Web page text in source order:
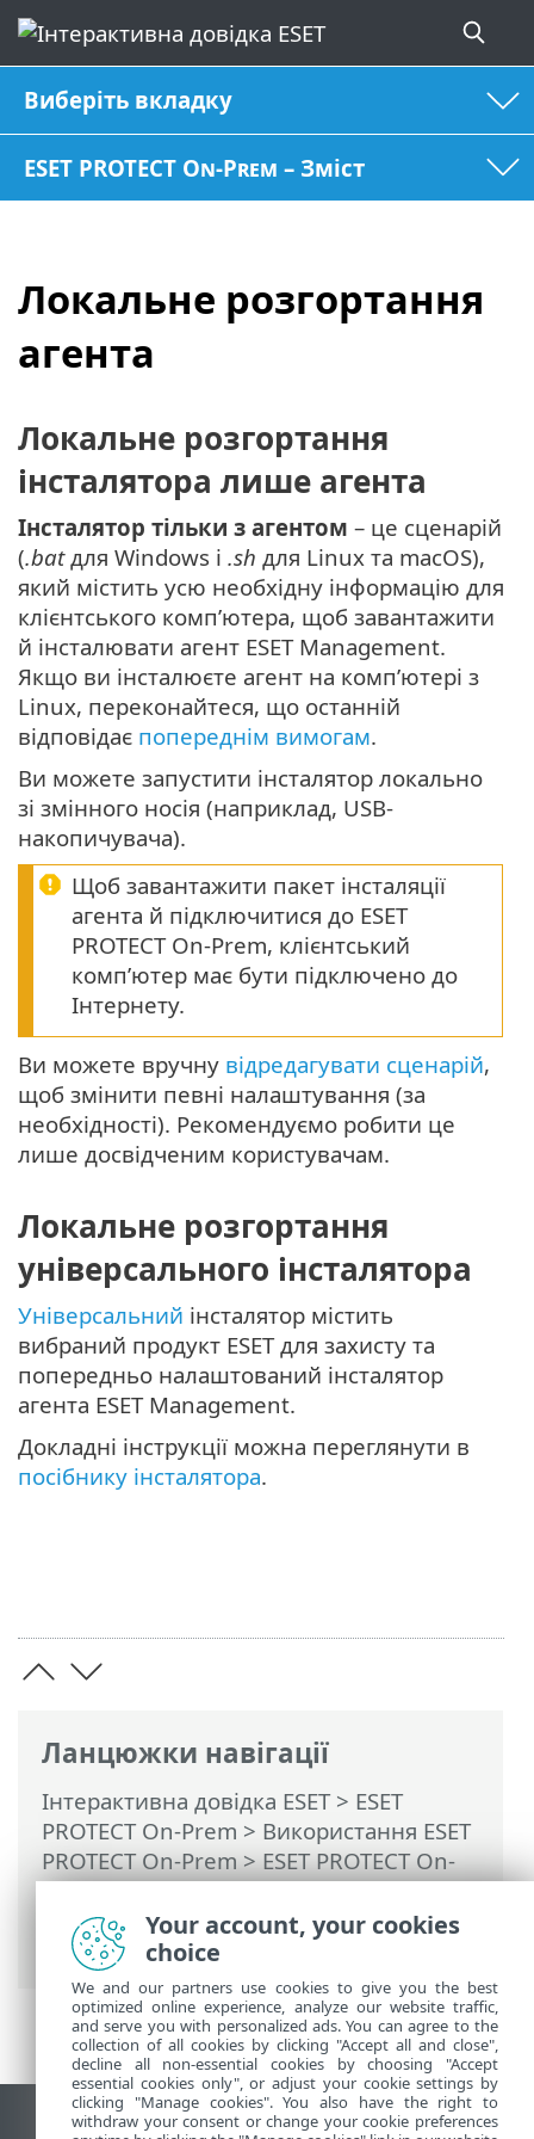
Виберіть вкладку
ESET PROTECT On-Prem – Зміст
Локальне розгортання
агента
Ланцюжки навігації
Інтерактивна довідка ESET> ESET
PROTECT On-Prem > Використання ESET
PROTECT On-Prem>ESET PROTECT On-
Prem для постачальників керованих
послуг> Процес розгортання для MSP>
Локальне розгортання агента
Локальне розгортання
інсталятора лише агента
Інсталятор тільки з агентом – це сценарій
(.batдля Windows і .sh для Linux та macOS),
який містить усю необхідну інформацію для
клієнтського комп’ютера, щоб завантажити
й інсталювати агент ESET Management.
Якщо ви інсталюєте агент на комп’ютері з
Linux, переконайтеся, що останній
відповідає попереднім вимогам.
Ви можете запустити інсталятор локально
зі змінного носія (наприклад, USB-
накопичувача).
Щоб завантажити пакет інсталяції
агента й підключитися до ESET
PROTECT On-Prem, клієнтський
комп’ютер має бути підключено до
Інтернету.
Ви можете вручну відредагувати сценарій,
щоб змінити певні налаштування (за
необхідності). Рекомендуємо робити це
лише досвідченим користувачам.
Локальне розгортання
універсального інсталятора
Універсальний інсталятор містить
вибраний продукт ESET для захисту та
попередньо налаштований інсталятор
агента ESET Management.
Докладні інструкції можна переглянути в
посібнику інсталятора.
Your account, your cookies
choice
We and our partners use cookies to give you the best
optimized online experience, analyze our website traffic,
and serve you with personalized ads. You can agree to the
collection of all cookies by clicking "Accept all and close",
decline all non-essential cookies by choosing "Accept
essential cookies only", or adjust your cookie settings by
clicking "Manage cookies". You also have the right to
withdraw your consent or change your cookie preferences